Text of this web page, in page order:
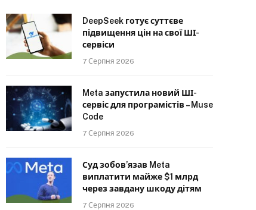
DeepSeek готує суттєве
підвищення цін на свої ШІ-
сервіси
7 Серпня 2026
Meta запустила новий ШІ-
сервіс для програмістів – Muse
Code
7 Серпня 2026
Суд зобов’язав Meta
виплатити майже $1 млрд
через завдану шкоду дітям
7 Серпня 2026